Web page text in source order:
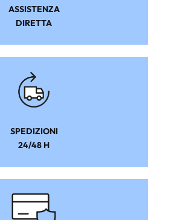
ASSISTENZA
DIRETTA
SPEDIZIONI
24/48 H